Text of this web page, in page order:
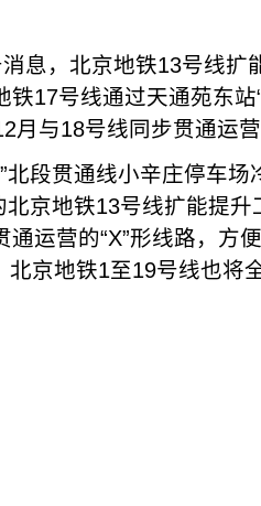
息，北京地铁13号线扩
17号线通过天通苑东站
月与18号线同步贯通运
北段贯通线小辛庄停车
北京地铁13号线扩能提
通运营的“X”形线路，方
京地铁1至19号线也将